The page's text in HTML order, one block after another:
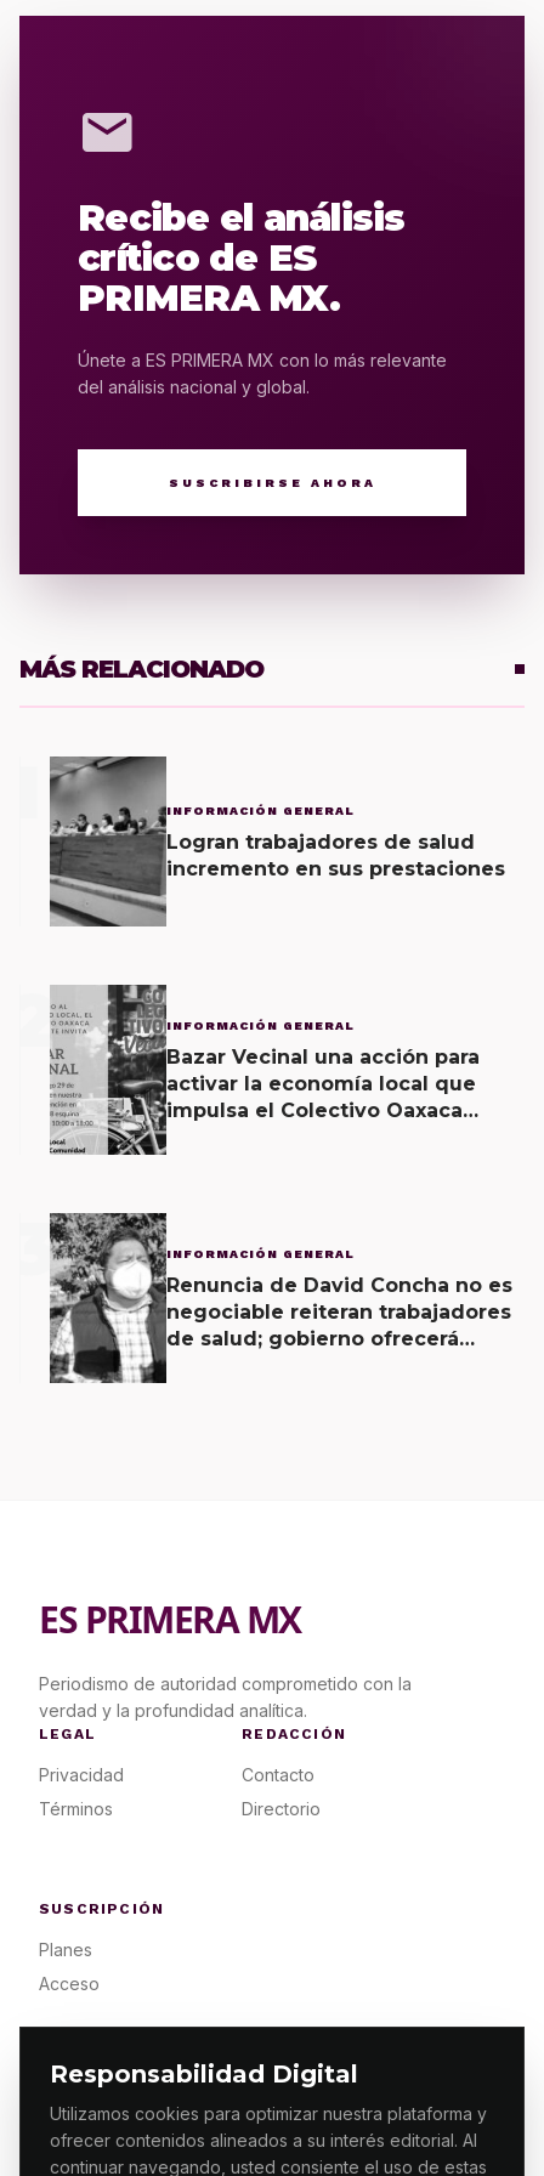
Responsabilidad Digital
Utilizamos cookies para optimizar nuestra plataforma y
ofrecer contenidos alineados a su interés editorial. Al
continuar navegando, usted consiente el uso de estas
mail
Recibe el análisis
crítico de ES
PRIMERA MX.
Únete a ES PRIMERA MX con lo más relevante
del análisis nacional y global.
SUSCRIBIRSE AHORA
MÁS RELACIONADO
INFORMACIÓN GENERAL
Logran trabajadores de salud
incremento en sus prestaciones
2 INFORMACIÓN GENERAL
Bazar Vecinal una acción para
activar la economía local que
impulsa el Colectivo Oaxaca
3 INFORMACIÓN GENERAL
Renuncia de David Concha no es
negociable reiteran trabajadores
de salud; gobierno ofrecerá
ES PRIMERA MX
Periodismo de autoridad comprometido con la
verdad y la profundidad analítica.
LEGAL
Privacidad
Términos
REDACCIÓN
Contacto
Directorio
SUSCRIPCIÓN
Planes
Acceso
© 2026 ES PRIMERA MX. ALGUNOS DERECHOS
RESERVADOS / DESIGNMAKING.MX